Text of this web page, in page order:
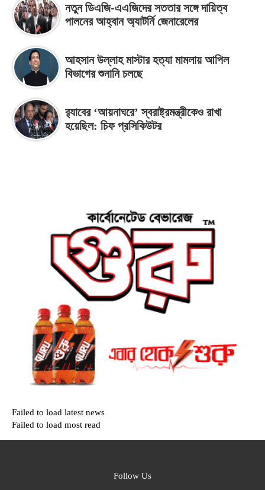
নতুন ডিএজি-এএজিদের সততার সঙ্গে দায়িত্ব
পালনের আহ্বান অ্যাটর্নি জেনারেলের
আহসান উল্লাহ মাস্টার হত্যা মামলায় আপিল
বিভাগের শুনানি চলছে
র‌্যাবের ‘আয়নাঘরে’ স্বরাষ্ট্রমন্ত্রীকেও রাখা
হয়েছিল: চিফ প্রসিকিউটর
Failed to load latest news
Failed to load most read
Follow Us